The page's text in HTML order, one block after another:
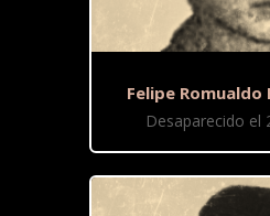
Felipe Romualdo
Desaparecido el